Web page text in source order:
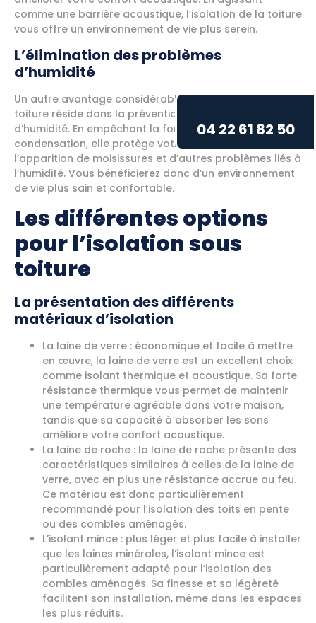
comme une barrière acoustique, l’isolation de la toiture
vous offre un environnement de vie plus serein.
L’élimination des problèmes
d’humidité
Un autre avantage considérable de l’isolation sous
toiture réside dans la prévention des problèmes
d’humidité. En empêchant la formation de
condensation, elle protège votre maison contre
l’apparition de moisissures et d’autres problèmes liés à
l’humidité. Vous bénéficierez donc d’un environnement
de vie plus sain et confortable.
Les différentes options
pour l’isolation sous
toiture
La présentation des différents
matériaux d’isolation
La laine de verre : économique et facile à mettre
en œuvre, la laine de verre est un excellent choix
comme isolant thermique et acoustique. Sa forte
résistance thermique vous permet de maintenir
une température agréable dans votre maison,
tandis que sa capacité à absorber les sons
améliore votre confort acoustique.
La laine de roche : la laine de roche présente des
caractéristiques similaires à celles de la laine de
verre, avec en plus une résistance accrue au feu.
Ce matériau est donc particulièrement
recommandé pour l’isolation des toits en pente
ou des combles aménagés.
L’isolant mince : plus léger et plus facile à installer
que les laines minérales, l’isolant mince est
particulièrement adapté pour l’isolation des
combles aménagés. Sa finesse et sa légèreté
facilitent son installation, même dans les espaces
les plus réduits.
04 22 61 82 50